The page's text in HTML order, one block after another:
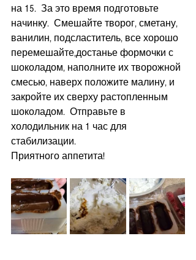
на 15.  За это время подготовьте
начинку.  Смешайте творог, сметану,
ванилин, подсластитель, все хорошо
перемешайте,достанье формочки с
шоколадом, наполните их творожной
смесью, наверх положите малину, и
закройте их сверху растопленным
шоколадом.  Отправьте в
холодильник на 1 час для
стабилизации.
Приятного аппетита!